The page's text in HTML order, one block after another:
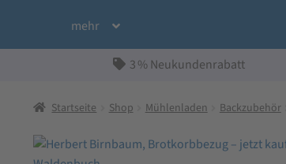
mehr
3 % Neukundenrabatt
Startseite Shop Mühlenladen Backzubehör